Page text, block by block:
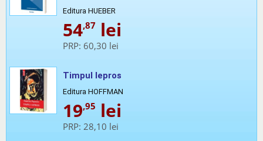
Editura HUEBER
54,87 lei
PRP: 60,30 lei
Timpul lepros
Editura HOFFMAN
19,95 lei
PRP: 28,10 lei